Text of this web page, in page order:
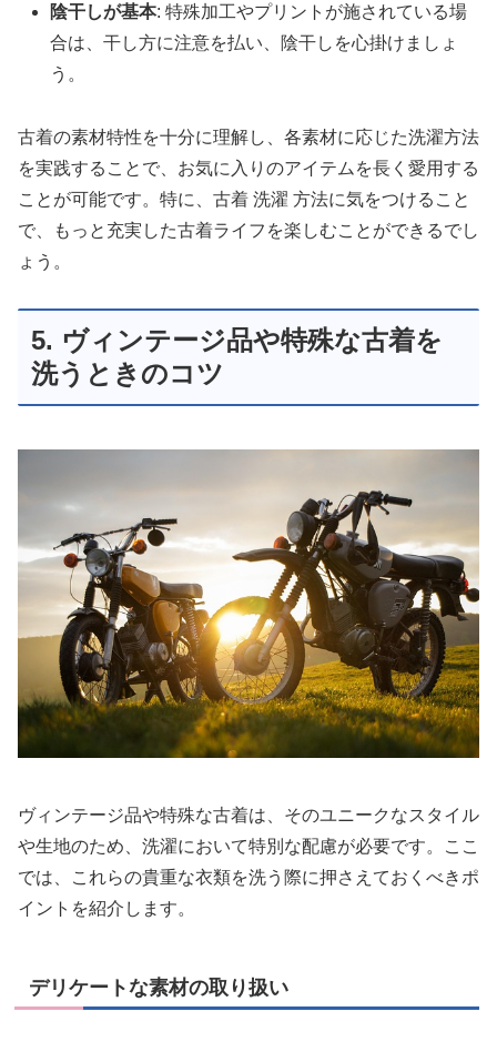
陰干しが基本: 特殊加工やプリントが施されている場
合は、干し方に注意を払い、陰干しを心掛けましょ
う。
古着の素材特性を十分に理解し、各素材に応じた洗濯方法
を実践することで、お気に入りのアイテムを長く愛用する
ことが可能です。特に、 古着 洗濯 方法に気をつけること
で、もっと充実した古着ライフを楽しむことができるでし
ょう。
5. ヴィンテージ品や特殊な古着を
洗うときのコツ
ヴィンテージ品や特殊な古着は、そのユニークなスタイル
や生地のため、洗濯において特別な配慮が必要です。ここ
では、これらの貴重な衣類を洗う際に押さえておくべきポ
イントを紹介します。
デリケートな素材の取り扱い